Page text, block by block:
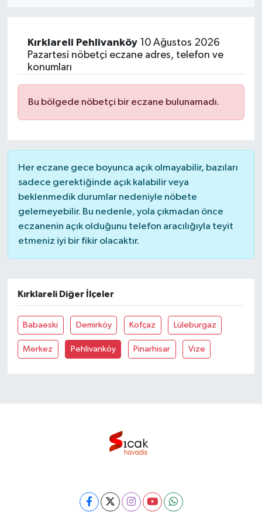
Kırklareli Pehlivanköy10 Ağustos 2026
Pazartesi nöbetçi eczane adres, telefon ve
konumları
Bu bölgede nöbetçi bir eczane bulunamadı.
Her eczane gece boyunca açık olmayabilir, bazıları
sadece gerektiğinde açık kalabilir veya
beklenmedik durumlar nedeniyle nöbete
gelemeyebilir. Bu nedenle, yola çıkmadan önce
eczanenin açık olduğunu telefon aracılığıyla teyit
etmeniz iyi bir fikir olacaktır.
Kırklareli Diğer İlçeler
Babaeski Demirköy Kofçaz Lüleburgaz
Merkez Pehlivanköy Pinarhisar Vize
Sağlık
Kültür & Sanat
Teknoloji
Bilim
Genel
Bilim, Teknoloji